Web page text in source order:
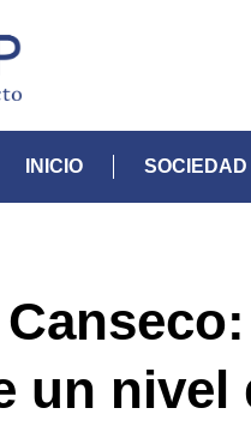
INICIO SOCIEDAD
un nivel